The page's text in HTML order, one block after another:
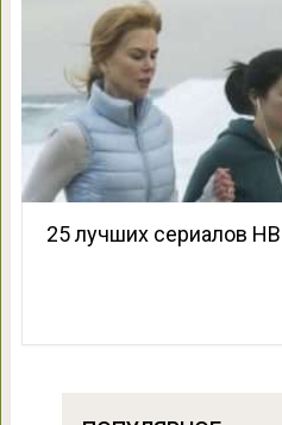
25 лучших сериалов